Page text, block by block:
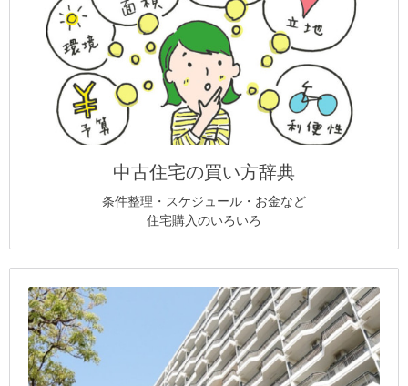
中古住宅の買い方辞典
条件整理・スケジュール・お金など
住宅購入のいろいろ